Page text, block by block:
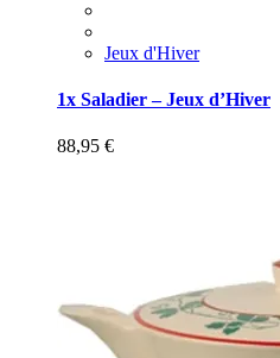
Jeux d'Hiver
1x Saladier – Jeux d’Hiver
88,95 €